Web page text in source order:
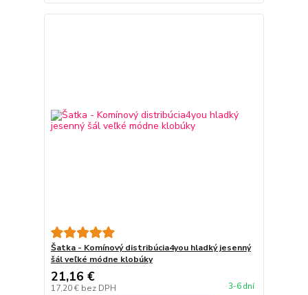
Šatka - Komínový distribúcia4you hladký jesenný
šál veľké módne klobúky
21,16 €
17,20 € bez DPH 3-6 dní